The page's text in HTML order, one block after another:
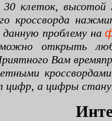
высотой
кроссворда
проблему на
открыть
Вам
цифр, а цифры